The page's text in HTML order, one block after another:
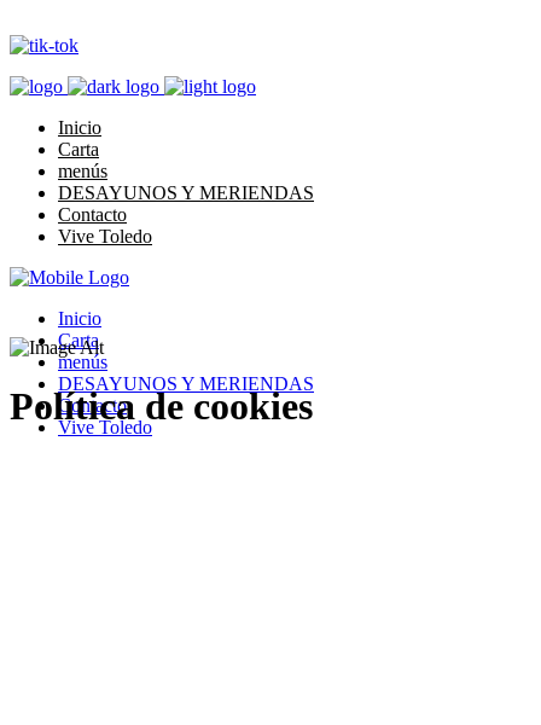
Inicio
Carta
menús
DESAYUNOS Y MERIENDAS
Contacto
Vive Toledo
Inicio
Carta
menús
DESAYUNOS Y MERIENDAS
Contacto
Vive Toledo
Política de cookies